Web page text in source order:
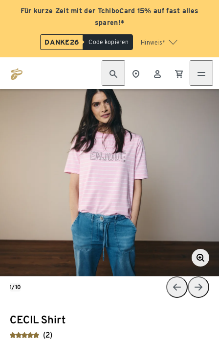
Für kurze Zeit mit der TchiboCard 15% auf fast alles
sparen!*
DANKE26 Code kopieren Hinweis*
CECIL Shirt
(2)
1/10